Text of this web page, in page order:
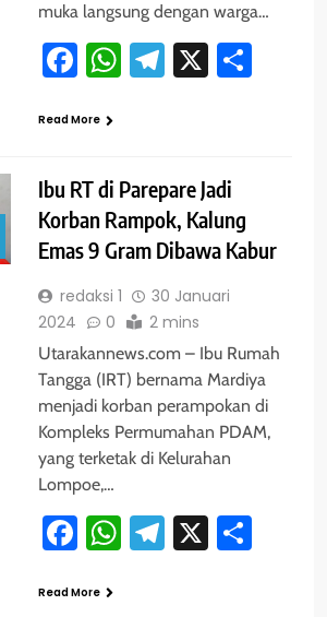
muka langsung dengan warga…
Facebook
WhatsApp
Telegram
X
Read More
Ibu RT di Parepare Jadi
Korban Rampok, Kalung
Emas 9 Gram Dibawa Kabur
redaksi 1
30 Januari
2024
0 2 mins
Utarakannews.com – Ibu Rumah
Tangga (IRT) bernama Mardiya
menjadi korban perampokan di
Kompleks Permumahan PDAM,
yang terketak di Kelurahan
Lompoe,…
Facebook
WhatsApp
Telegram
X
Read More